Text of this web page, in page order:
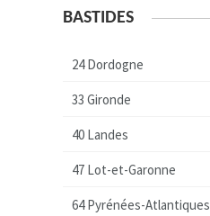
BASTIDES
24 Dordogne
33 Gironde
40 Landes
47 Lot-et-Garonne
64 Pyrénées-Atlantiques